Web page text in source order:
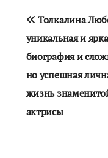
по
записям
Толкалина
уникальная и
биография и
но успешная
жизнь
актрисы